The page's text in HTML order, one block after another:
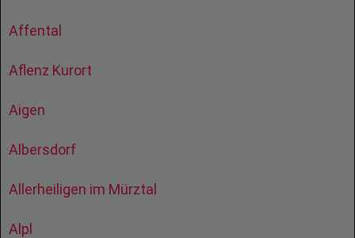
Affental
Aflenz Kurort
Aigen
Albersdorf
Allerheiligen im Mürztal
Alpl